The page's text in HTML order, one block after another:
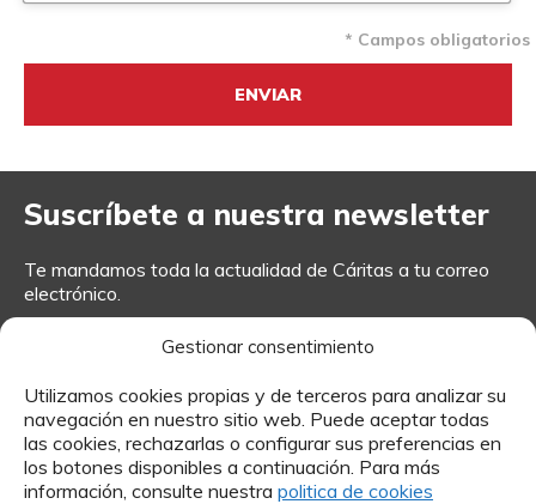
Gestionar consentimiento
Utilizamos cookies propias y de terceros para analizar su
navegación en nuestro sitio web. Puede aceptar todas
las cookies, rechazarlas o configurar sus preferencias en
los botones disponibles a continuación. Para más
información, consulte nuestra politica de cookies
* Campos obligatorios
Suscríbete a nuestra newsletter
Te mandamos toda la actualidad de Cáritas a tu correo
electrónico.
Tus datos personales serán tratados por Cáritas Plasencia (NIF: R-1000105-E),
como Responsable de Tratamiento, para dar curso a tu solicitud, inscribirte como
socio o gestionar tu donación. Podrás ejercer tus derechos dirigiendo una petición a
administracion@caritasplasencia.org .Leer más.
He leído y acepto el Aviso Legal yla Política de Privacidad